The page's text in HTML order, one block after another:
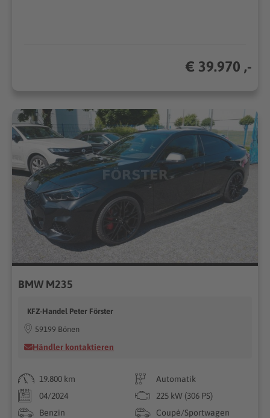
€ 39.970 ,-
BMW M235
KFZ-Handel Peter Förster
59199 Bönen
Händler kontaktieren
19.800 km
Automatik
04/2024
225 kW (306 PS)
Benzin
Coupé/Sportwagen